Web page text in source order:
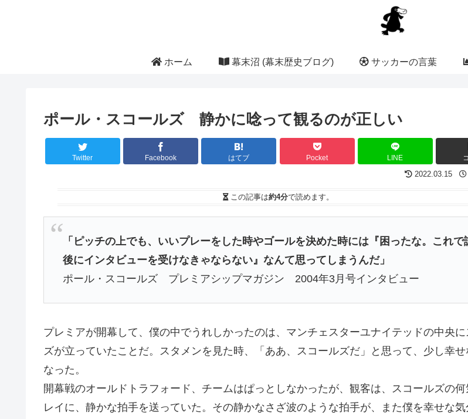
ホーム 幕末沼 (幕末歴史ブログ) サッカーの言葉
ポール・スコールズ 静かに唸って観るのが正しい
Twitter Facebook はてブ Pocket LINE
2022.03.15
この記事は約4分で読めます。
「ピッチの上でも、いいプレーをした時やゴールを決めた時には『困ったな。これで
後にインタビューを受けなきゃならない』なんて思ってしまうんだ」
ポール・スコールズ プレミアシップマガジン 2004年3月号インタビュー
プレミアが開幕して、僕の中でうれしかったのは、マンチェスターユナイテッドの中央
ズが立っていたことだ。スタメンを見た時、「ああ、スコールズだ」と思って、少し幸せ
なった。
開幕戦のオールドトラフォード、チームはぱっとしなかったが、観客は、スコールズの
レイに、静かな拍手を送っていた。その静かなさざ波のような拍手が、また僕を幸せな気